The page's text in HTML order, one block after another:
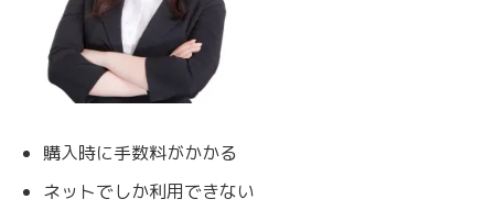
購入時に手数料がかかる
ネットでしか利用できない